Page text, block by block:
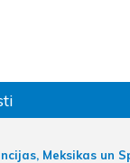
Meksikas un